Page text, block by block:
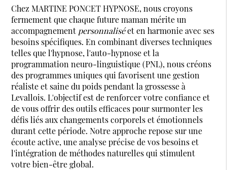
Chez MARTINE PONCET HYPNOSE, nous croyons
fermement que chaque future maman mérite un
accompagnement personnaliséet en harmonie avec ses
besoins spécifiques. En combinant diverses techniques
telles que l'hypnose, l'auto-hypnose et la
programmation neuro-linguistique (PNL), nous créons
des programmes uniques qui favorisent une gestion
réaliste et saine du poids pendant la grossesse à
Levallois. L'objectif est de renforcer votre confiance et
de vous offrir des outils efficaces pour surmonter les
défis liés aux changements corporels et émotionnels
durant cette période. Notre approche repose sur une
écoute active, une analyse précise de vos besoins et
l'intégration de méthodes naturelles qui stimulent
votre bien-être global.